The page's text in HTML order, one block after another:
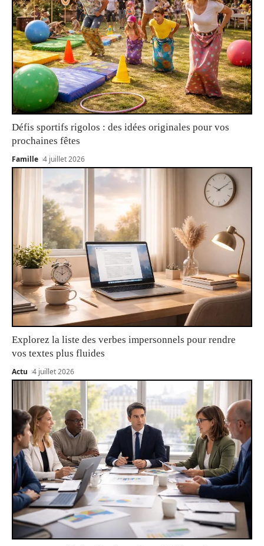
Défis sportifs rigolos : des idées originales pour vos
prochaines fêtes
Famille 4 juillet 2026
Explorez la liste des verbes impersonnels pour rendre
vos textes plus fluides
Actu 4 juillet 2026